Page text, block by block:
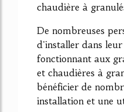
chaudière à
De nombreuses
d'installer dans
fonctionnant aux
et chaudières à
bénéficier de
installation et une